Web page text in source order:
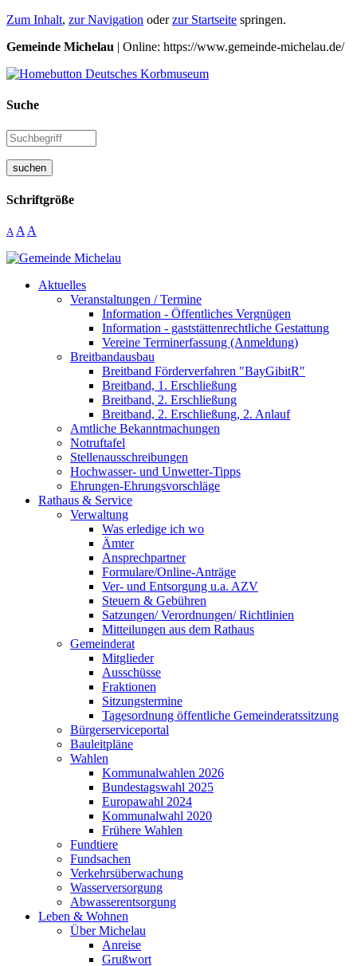
Zum Inhalt, zur Navigation oderzur Startseite springen.
Gemeinde Michelau | Online: https://www.gemeinde-michelau.de/
Suche
suchen
Schriftgröße
A A A
Aktuelles
Veranstaltungen / Termine
Information - Öffentliches Vergnügen
Information - gaststättenrechtliche Gestattung
Vereine Terminerfassung (Anmeldung)
Breitbandausbau
Breitband Förderverfahren "BayGibitR"
Breitband, 1. Erschließung
Breitband, 2. Erschließung
Breitband, 2. Erschließung, 2. Anlauf
Amtliche Bekanntmachungen
Notruftafel
Stellenausschreibungen
Hochwasser- und Unwetter-Tipps
Ehrungen-Ehrungsvorschläge
Rathaus & Service
Verwaltung
Was erledige ich wo
Ämter
Ansprechpartner
Formulare/Online-Anträge
Ver- und Entsorgung u.a. AZV
Steuern & Gebühren
Satzungen/ Verordnungen/ Richtlinien
Mitteilungen aus dem Rathaus
Gemeinderat
Mitglieder
Ausschüsse
Fraktionen
Sitzungstermine
Tagesordnung öffentliche Gemeinderatssitzung
Bürgerserviceportal
Bauleitpläne
Wahlen
Kommunalwahlen 2026
Bundestagswahl 2025
Europawahl 2024
Kommunalwahl 2020
Frühere Wahlen
Fundtiere
Fundsachen
Verkehrsüberwachung
Wasserversorgung
Abwasserentsorgung
Leben & Wohnen
Über Michelau
Anreise
Grußwort